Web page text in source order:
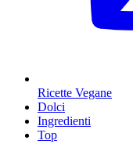
Ricette Vegane
Dolci
Ingredienti
Top